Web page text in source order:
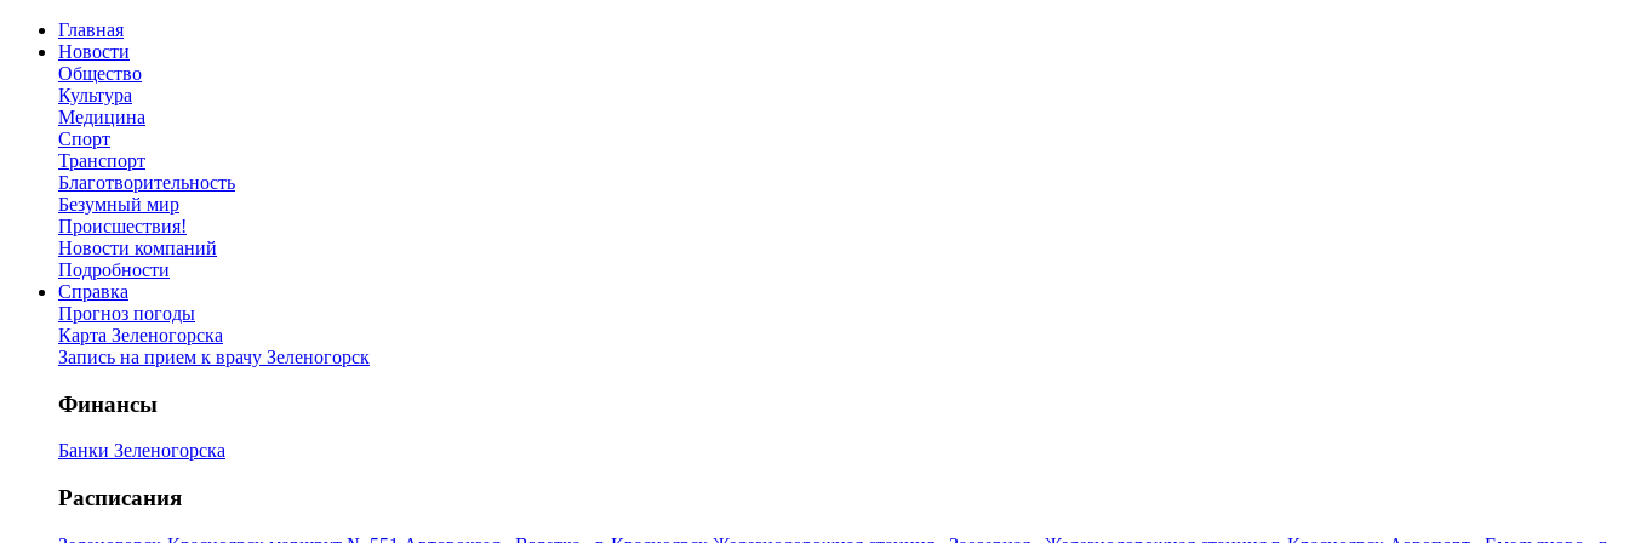
Главная
Новости
Общество
Культура
Медицина
Спорт
Транспорт
Благотворительность
Безумный мир
Происшествия!
Новости компаний
Подробности
Справка
Прогноз погоды
Карта Зеленогорска
Запись на прием к врачу Зеленогорск
Финансы
Банки Зеленогорска
Расписания